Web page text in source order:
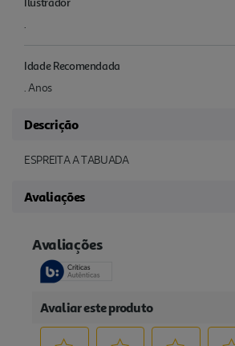
.
Idade Recomendada
. Anos
Descrição
ESPREITA A TABUADA
Avaliações